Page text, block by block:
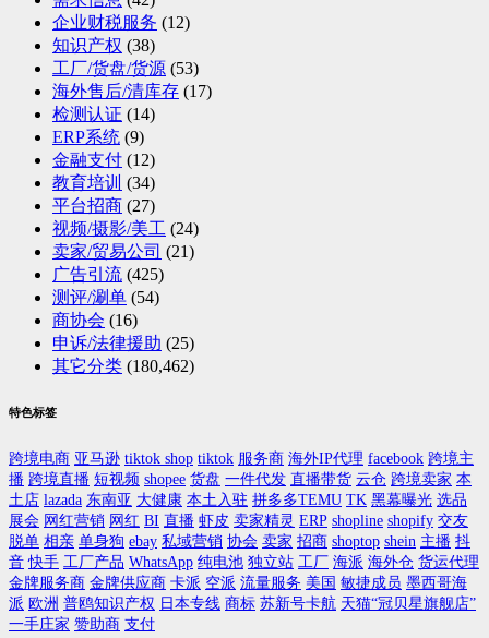
企业财税服务 (12)
知识产权 (38)
工厂/货盘/货源 (53)
海外售后/清库存 (17)
检测认证 (14)
ERP系统 (9)
金融支付 (12)
教育培训 (34)
平台招商 (27)
视频/摄影/美工 (24)
卖家/贸易公司 (21)
广告引流 (425)
测评/涮单 (54)
商协会 (16)
申诉/法律援助 (25)
其它分类 (180,462)
特色标签
跨境电商 亚马逊 tiktok shop tiktok 服务商 海外IP代理 facebook 跨境主
播 跨境直播 短视频 shopee 货盘 一件代发 直播带货 云仓 跨境卖家 本
土店 lazada 东南亚 大健康 本土入驻 拼多多TEMU TK 黑幕曝光 选品
展会 网红营销 网红 BI 直播 虾皮 卖家精灵 ERP shopline shopify 交友
脱单 相亲 单身狗 ebay 私域营销 协会 卖家 招商 shoptop shein 主播 抖
音 快手 工厂产品 WhatsApp 纯电池 独立站 工厂 海派 海外仓 货运代理
金牌服务商 金牌供应商 卡派 空派 流量服务 美国 敏捷成员 墨西哥海
派 欧洲 普鸥知识产权 日本专线 商标 苏新号卡航 天猫“冠贝星旗舰店”
一手庄家 赞助商 支付